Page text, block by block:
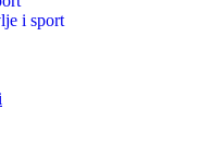
i sport